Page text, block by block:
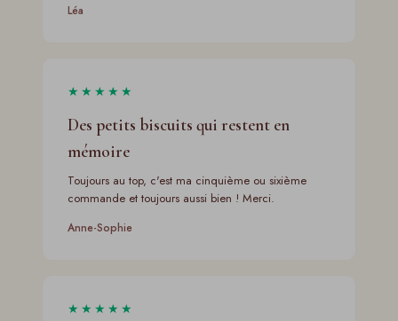
Léa
★★★★★
Des petits biscuits qui restent en
mémoire
Toujours au top, c'est ma cinquième ou sixième
commande et toujours aussi bien ! Merci.
Anne-Sophie
★★★★★